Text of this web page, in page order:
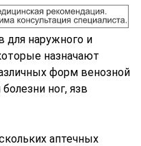
для наружного и
назначают
форм венозной
ног, язв
аптечных